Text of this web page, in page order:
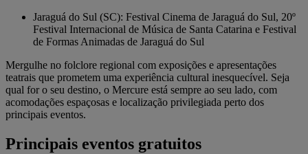
Jaraguá do Sul (SC): Festival Cinema de Jaraguá do Sul, 20º
Festival Internacional de Música de Santa Catarina e Festival
de Formas Animadas de Jaraguá do Sul
Mergulhe no folclore regional com exposições e apresentações
teatrais que prometem uma experiência cultural inesquecível. Seja
qual for o seu destino, o Mercure está sempre ao seu lado, com
acomodações espaçosas e localização privilegiada perto dos
principais eventos.
Principais eventos gratuitos